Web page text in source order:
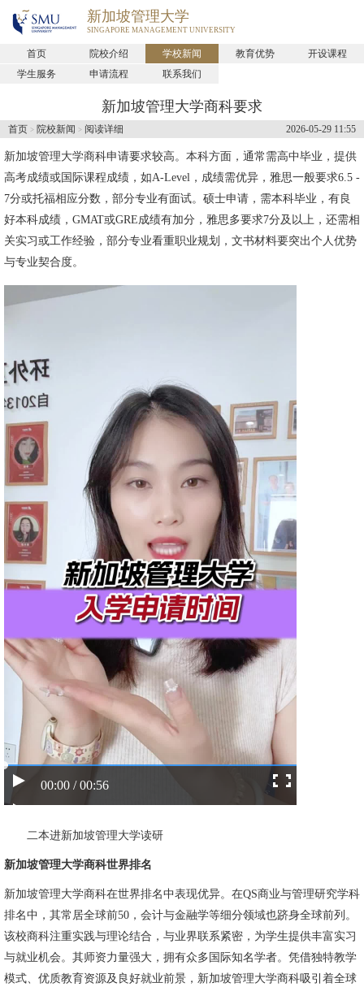
新加坡管理大学
SINGAPORE MANAGEMENT UNIVERSITY
首页 院校介绍 学校新闻 教育优势
开设课程
学生服务
申请流程 联系我们
新加坡管理大学商科要求
2026-05-29 11:55
首页 > 院校新闻 > 阅读详细
新加坡管理大学商科申请要求较高。本科方面，通常需高中毕业，提供
高考成绩或国际课程成绩，如A-Level，成绩需优异，雅思一般要求6.5 -
7分或托福相应分数，部分专业有面试。硕士申请，需本科毕业，有良
好本科成绩，GMAT或GRE成绩有加分，雅思多要求7分及以上，还需相
关实习或工作经验，部分专业看重职业规划，文书材料要突出个人优势
与专业契合度。
00:00 / 00:56
二本进新加坡管理大学读研
新加坡管理大学商科世界排名
新加坡管理大学商科在世界排名中表现优异。在QS商业与管理研究学科
排名中，其常居全球前50，会计与金融学等细分领域也跻身全球前列。
该校商科注重实践与理论结合，与业界联系紧密，为学生提供丰富实习
与就业机会。其师资力量强大，拥有众多国际知名学者。凭借独特教学
模式、优质教育资源及良好就业前景，新加坡管理大学商科吸引着全球